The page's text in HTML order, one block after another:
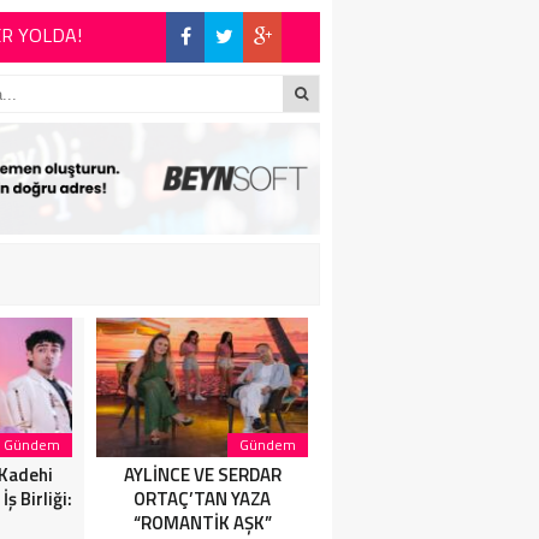
çıkmıştı
DÜNYASININ
BÜYÜK ALKIŞ
Gündem
Birliği:
Gündem
AYLİNCE VE SERDAR
ORTAÇ’TAN YAZA
“ROMANTİK AŞK”